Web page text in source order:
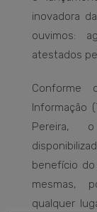
inovadora
ouvimos:
atestados
Conforme
Informação
Pereira,
benefício do
mesmas,
qualquer